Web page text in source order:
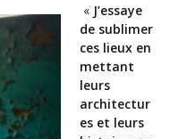
« J’essaye
de sublimer
ces lieux en
mettant
leurs
architectur
es et leurs